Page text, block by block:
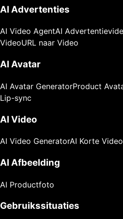
AI Advertenties
AI Video AgentAI
VideoURL naar Video
AI Avatar
AI Avatar GeneratorProduct
Lip-sync
AI Video
AI Video GeneratorAI Korte Video
AI Afbeelding
AI Productfoto
Gebruikssituaties